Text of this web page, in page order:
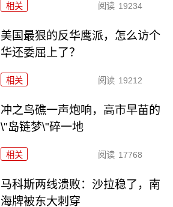
相关 阅读 19234
美国最狠的反华鹰派，怎么访个
华还委屈上了？
相关 阅读 19212
冲之鸟礁一声炮响，高市早苗的
\"岛链梦\"碎一地
相关 阅读 17768
马科斯两线溃败：沙拉稳了，南
海牌被东大刺穿